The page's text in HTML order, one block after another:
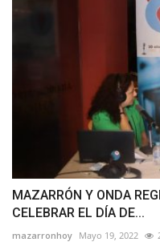
MAZARRÓN Y ONDA
CELEBRAR EL DÍA DE...
mazarronhoy Mayo 19, 2022